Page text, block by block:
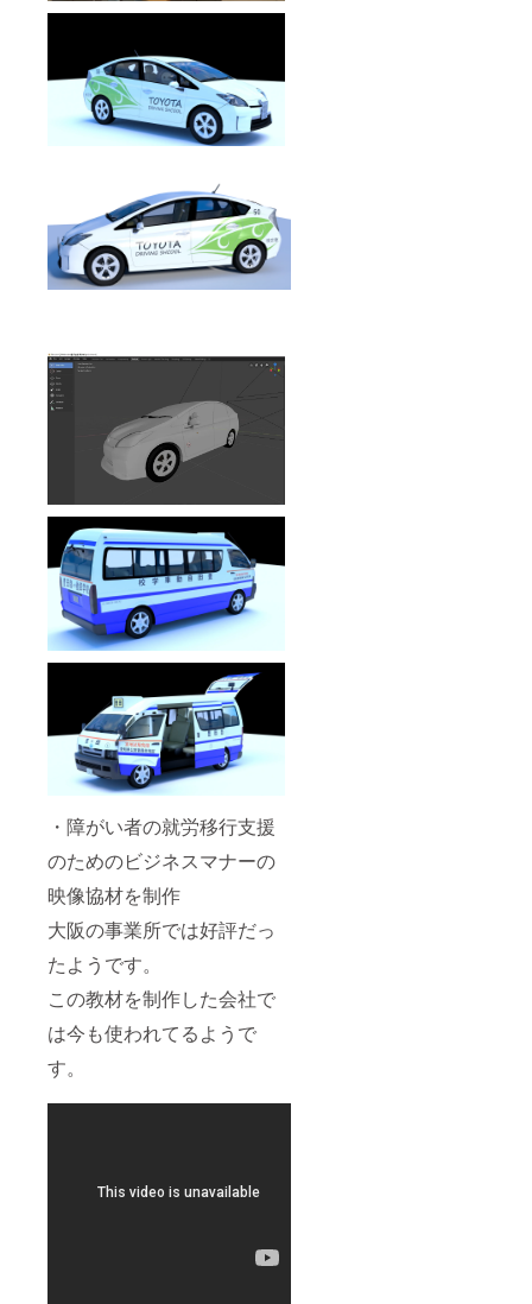
・障がい者の就労移行支援
のためのビジネスマナーの
映像協材を制作
大阪の事業所では好評だっ
たようです。
この教材を制作した会社で
は今も使われてるようで
す。